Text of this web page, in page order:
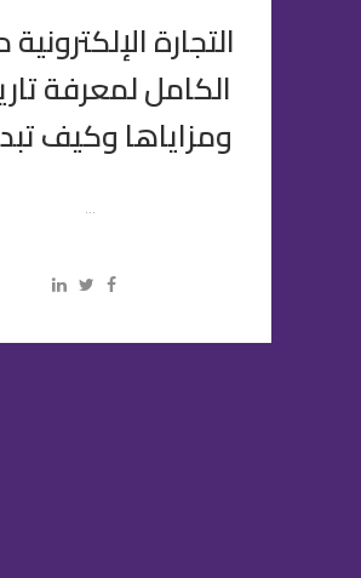
التجارة
الكامل لمعرفة
ومزاياها وكيف
...